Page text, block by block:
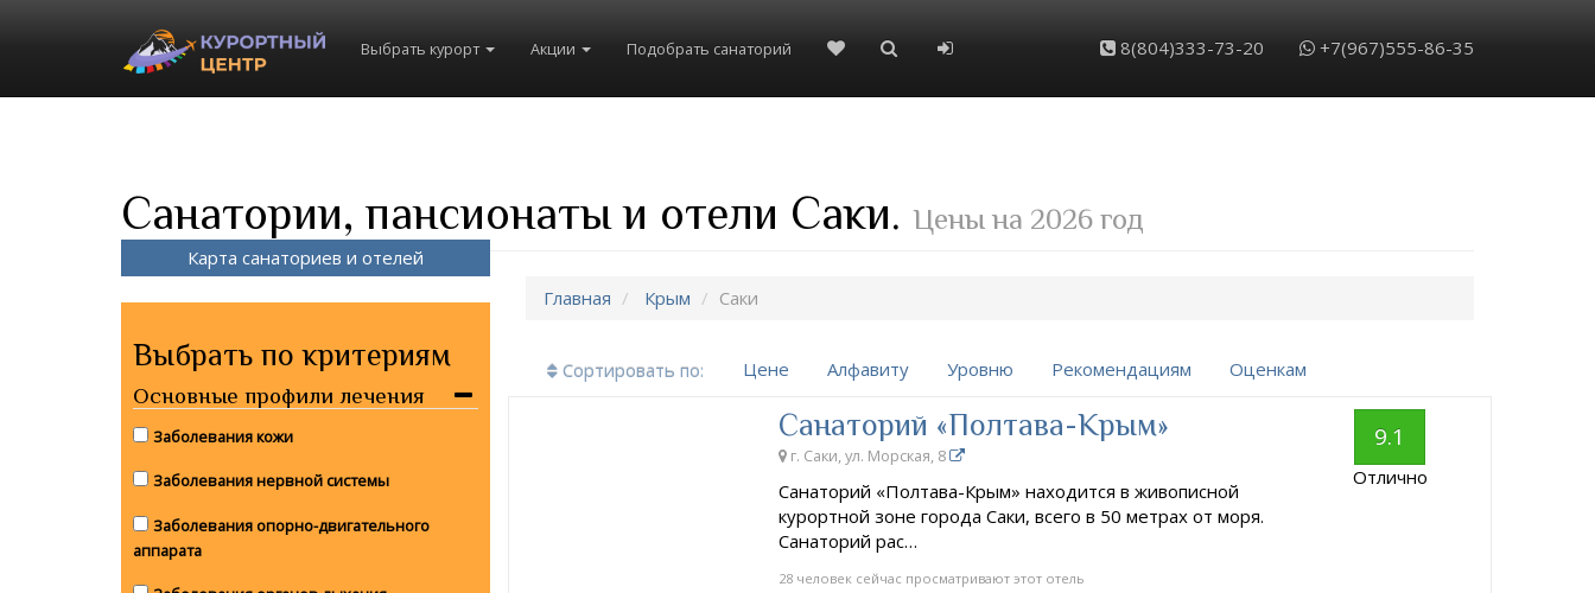
Выбрать курорт Акции Подобрать санаторий 8(804)333-73-20 +7(967)555-86-35
Санатории, пансионаты и отели Саки. Цены на 2026 год
Главная Крым Саки
Сортировать по: Цене Алфавиту Уровню Рекомендациям Оценкам
Санаторий «Полтава-Крым»
г. Саки, ул. Морская, 8
Санаторий «Полтава-Крым» находится в живописной
курортной зоне города Саки, всего в 50 метрах от моря.
Санаторий рас…
28 человек сейчас просматривают этот отель
9.1
Отлично
Карта санаториев и отелей
Выбрать по критериям
Основные профили лечения
Заболевания кожи
Заболевания нервной системы
Заболевания опорно-двигательного
аппарата